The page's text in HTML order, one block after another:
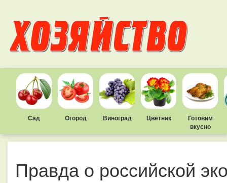
Сад Огород Виноград Цветник
Готовим
вкусно
Правда о российской